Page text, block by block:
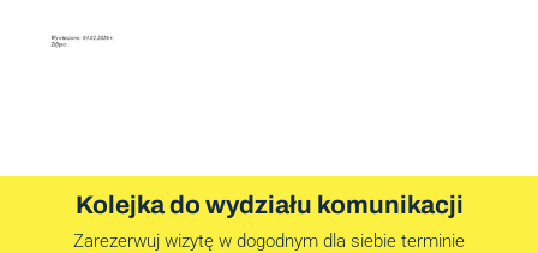
Kolejka do wydziału komunikacji
Zarezerwuj wizytę w dogodnym dla siebie terminie